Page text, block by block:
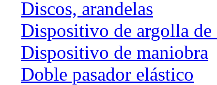
Discos, arandelas
Dispositivo de argolla de
Dispositivo de maniobra
Doble pasador elástico